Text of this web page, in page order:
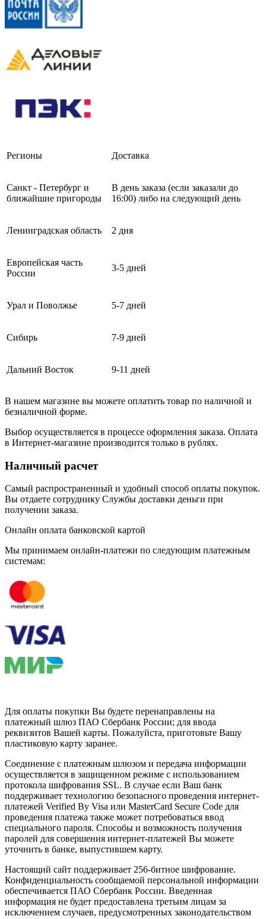
Регионы Доставка
Санкт - Петербург и
ближайшие пригороды
В день заказа (если заказали до
16:00) либо на следующий день
Ленинградская область 2 дня
Европейская часть
России
3-5 дней
Урал и Поволжье 5-7 дней
Сибирь 7-9 дней
Дальний Восток 9-11 дней
В нашем магазине вы можете оплатить товар по наличной и
безналичной форме.
Выбор осуществляется в процессе оформления заказа. Оплата
в Интернет-магазине производится только в рублях.
Наличный расчет
Самый распространенный и удобный способ оплаты покупок.
Вы отдаете сотруднику Службы доставки деньги при
получении заказа.
Онлайн оплата банковской картой
Мы принимаем онлайн-платежи по cледующим платежным
системам:
Для оплаты покупки Вы будете перенаправлены на
платежный шлюз ПАО Сбербанк России; для ввода
реквизитов Вашей карты. Пожалуйста, приготовьте Вашу
пластиковую карту заранее.
Соединение с платежным шлюзом и передача информации
осуществляется в защищенном режиме с использованием
протокола шифрования SSL. В случае если Ваш банк
поддерживает технологию безопасного проведения интернет-
платежей Verified By Visa или MasterCard Secure Code для
проведения платежа также может потребоваться ввод
специального пароля. Способы и возможность получения
паролей для совершения интернет-платежей Вы можете
уточнить в банке, выпустившем карту.
Настоящий сайт поддерживает 256-битное шифрование.
Конфиденциальность сообщаемой персональной информации
обеспечивается ПАО Сбербанк России. Введенная
информация не будет предоставлена третьим лицам за
исключением случаев, предусмотренных законодательством